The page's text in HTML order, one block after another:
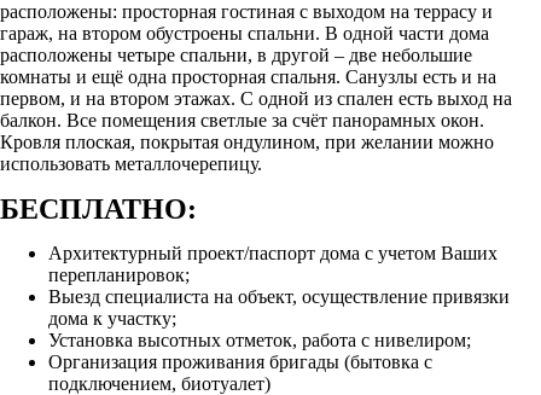
расположены: просторная гостиная с выходом на террасу и
гараж, на втором обустроены спальни. В одной части дома
расположены четыре спальни, в другой – две небольшие
комнаты и ещё одна просторная спальня. Санузлы есть и на
первом, и на втором этажах. С одной из спален есть выход на
балкон. Все помещения светлые за счёт панорамных окон.
Кровля плоская, покрытая ондулином, при желании можно
использовать металлочерепицу.
БЕСПЛАТНО:
Архитектурный проект/паспорт дома с учетом Ваших
перепланировок;
Выезд специалиста на объект, осуществление привязки
дома к участку;
Установка высотных отметок, работа с нивелиром;
Организация проживания бригады (бытовка с
подключением, биотуалет)